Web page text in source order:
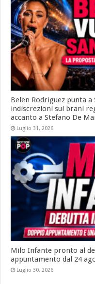
Belen Rodriguez punta
indiscrezioni sui brani
accanto a Stefano De
Luglio 31, 2026
Milo Infante pronto al
appuntamento dal 24
Luglio 30, 2026